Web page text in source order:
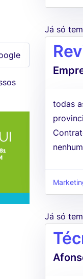
Já só tem
todas
Já só tem